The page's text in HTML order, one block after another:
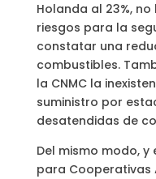
Holanda al 23%,
riesgos para la
constatar una
combustibles.
la CNMC la
suministro por
desatendidas de
Del mismo modo,
para